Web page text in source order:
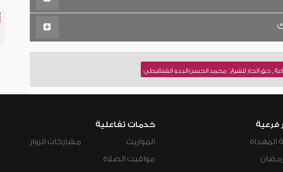
, حق الجار للشيخ : محمد الحسن الددو الشنقيطي
فرعية
المهداة
خدمات تفاعلية
المواريث
مواقيت الصلاة
مشاركات الزوار